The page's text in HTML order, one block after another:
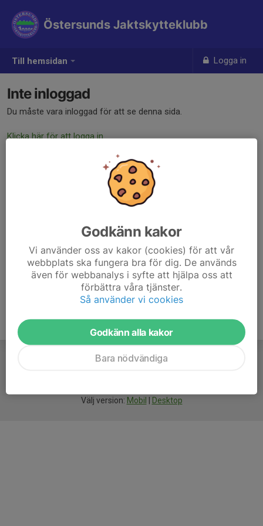
Till hemsidan Logga in
Östersunds Jaktskytteklubb
Inte inloggad
Du måste vara inloggad för att se denna sida.
Klicka här för att logga in
Välj version: Mobil Desktop
Godkänn kakor
Vi använder oss av kakor (cookies) för att vår
webbplats ska fungera bra för dig. De används
även för webbanalys i syfte att hjälpa oss att
förbättra våra tjänster.
Så använder vi cookies
Godkänn alla kakor
Bara nödvändiga